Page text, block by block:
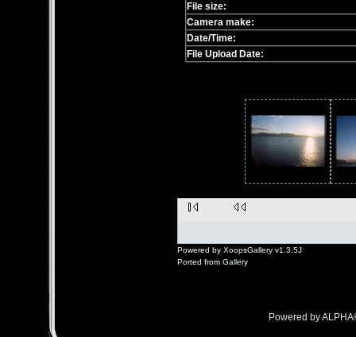
File size:
Camera make:
Date/Time:
File Upload Date:
Powered by XoopsGallery v1.3.5J
Ported from Gallery
Powered by